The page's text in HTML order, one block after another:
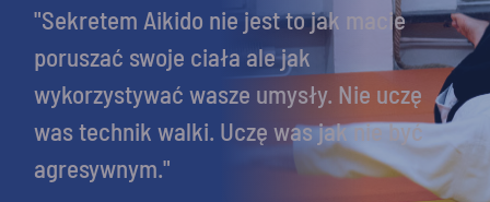
"Sekretem Aikido nie jest to jak macie
poruszać swoje ciała ale jak
wykorzystywać wasze umysły. Nie uczę
was technik walki. Uczę was jak nie być
agresywnym."